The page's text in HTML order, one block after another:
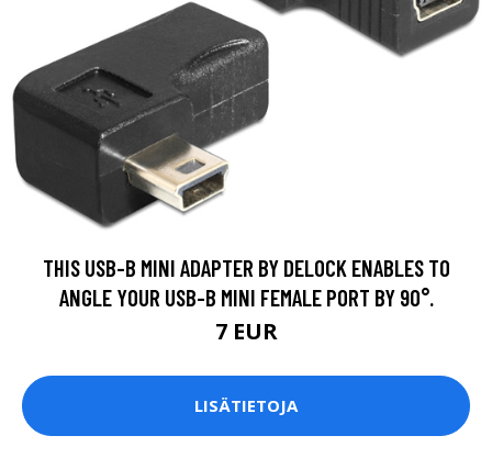
THIS USB-B MINI ADAPTER BY DELOCK ENABLES TO
ANGLE YOUR USB-B MINI FEMALE PORT BY 90°.
7 EUR
LISÄTIETOJA